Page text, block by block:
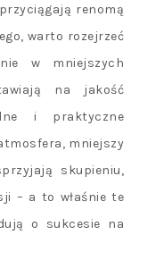
renomą
warto rozejrzeć
w mniejszych
na jakość
i praktyczne
mniejszy
skupieniu,
– a to właśnie te
o sukcesie na